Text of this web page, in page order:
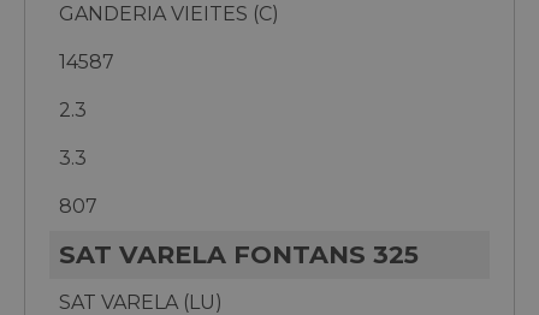
GANDERIA VIEITES (C)
14587
2.3
3.3
807
SAT VARELA FONTANS 325
SAT VARELA (LU)